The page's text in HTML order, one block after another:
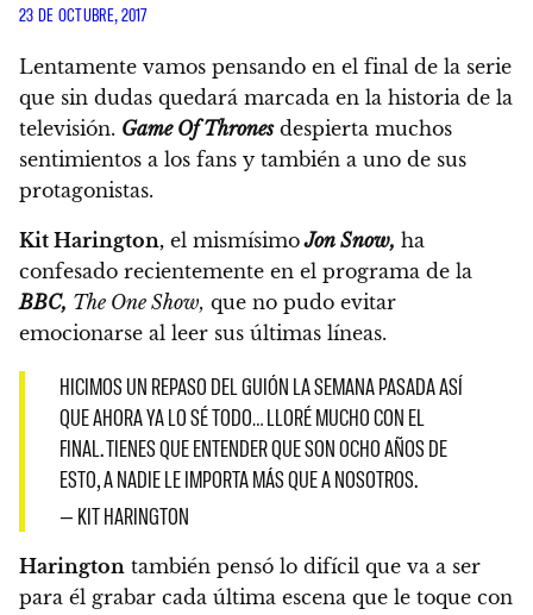
23 DE OCTUBRE, 2017
Lentamente vamos pensando en el final de la serie
que sin dudas quedará marcada en la historia de la
televisión. Game Of Thronesdespierta muchos
sentimientos a los fans y también a uno de sus
protagonistas.
Kit Harington, el mismísimoJon Snow, ha
confesado recientemente en el programa de la
BBC, The One Show, que no pudo evitar
emocionarse al leer sus últimas líneas.
HICIMOS UN REPASO DEL GUIÓN LA SEMANA PASADA ASÍ
QUE AHORA YA LO SÉ TODO… LLORÉ MUCHO CON EL
FINAL. TIENES QUE ENTENDER QUE SON OCHO AÑOS DE
ESTO, A NADIE LE IMPORTA MÁS QUE A NOSOTROS.
— KIT HARINGTON
Harington también pensó lo difícil que va a ser
para él grabar cada última escena que le toque con